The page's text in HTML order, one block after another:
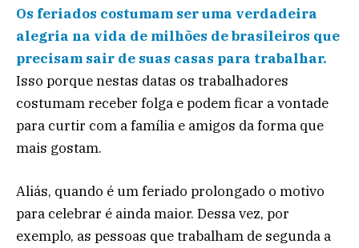
Os feriados costumam ser uma verdadeira
alegria na vida de milhões de brasileiros que
precisam sair de suas casas para trabalhar.
Isso porque nestas datas os trabalhadores
costumam receber folga e podem ficar a vontade
para curtir com a família e amigos da forma que
mais gostam.
Aliás, quando é um feriado prolongado o motivo
para celebrar é ainda maior. Dessa vez, por
exemplo, as pessoas que trabalham de segunda a